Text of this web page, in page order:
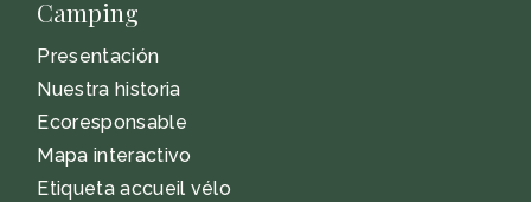
Camping
Presentación
Nuestra historia
Ecoresponsable
Mapa interactivo
Etiqueta accueil vélo